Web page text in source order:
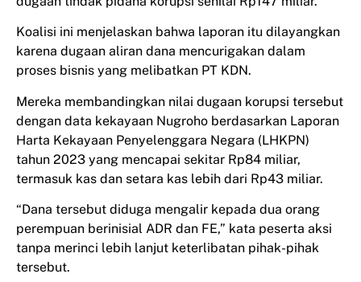
Koalisi ini menjelaskan bahwa laporan itu dilayangkan
karena dugaan aliran dana mencurigakan dalam
proses bisnis yang melibatkan PT KDN.
Mereka membandingkan nilai dugaan korupsi tersebut
dengan data kekayaan Nugroho berdasarkan Laporan
Harta Kekayaan Penyelenggara Negara (LHKPN)
tahun 2023 yang mencapai sekitar Rp84 miliar,
termasuk kas dan setara kas lebih dari Rp43 miliar.
“Dana tersebut diduga mengalir kepada dua orang
perempuan berinisial ADR dan FE,” kata peserta aksi
tanpa merinci lebih lanjut keterlibatan pihak-pihak
tersebut.